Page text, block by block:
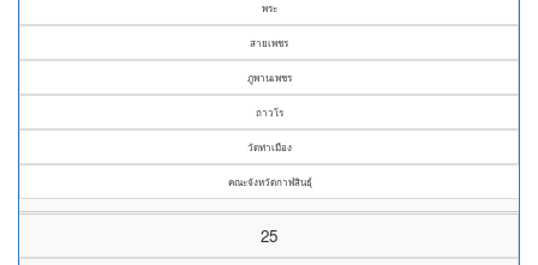
พระ
สายเพชร
ภูพานเพชร
ถาวโร
วัดท่าเมือง
คณะจังหวัดกาฬสินธุ์
25